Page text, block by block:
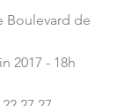
Boulevard de
2017 - 18h